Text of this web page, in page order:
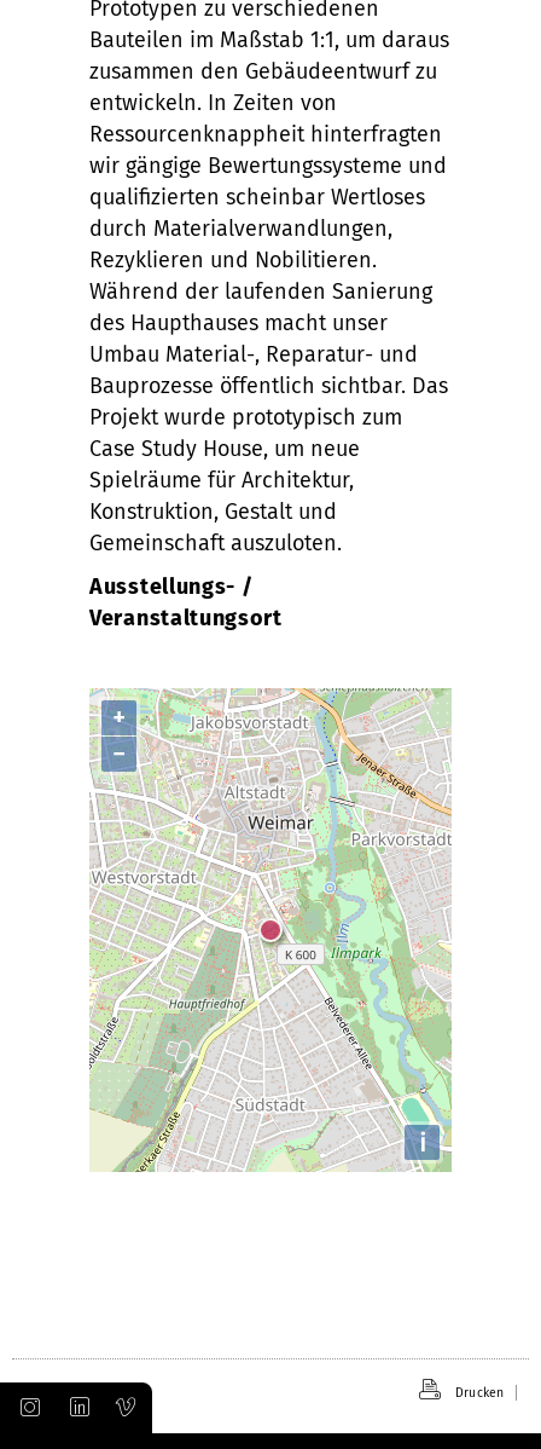
Prototypen zu verschiedenen
Bauteilen im Maßstab 1:1, um daraus
zusammen den Gebäudeentwurf zu
entwickeln. In Zeiten von
Ressourcenknappheit hinterfragten
wir gängige Bewertungssysteme und
qualifizierten scheinbar Wertloses
durch Materialverwandlungen,
Rezyklieren und Nobilitieren.
Während der laufenden Sanierung
des Haupthauses macht unser
Umbau Material-, Reparatur- und
Bauprozesse öffentlich sichtbar. Das
Projekt wurde prototypisch zum
Case Study House, um neue
Spielräume für Architektur,
Konstruktion, Gestalt und
Gemeinschaft auszuloten.
Ausstellungs- /
Veranstaltungsort
+
−
i
Drucken